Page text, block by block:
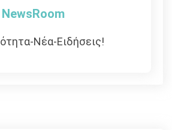
NewsRoom
Νέα-Ειδήσεις!